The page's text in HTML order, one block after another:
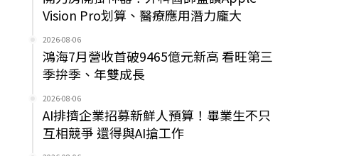
Vision Pro划算、醫療應用潛力龐大
2026-08-06
鴻海7月營收首破9465億元新高 看旺第三
季拚季、年雙成長
2026-08-06
AI排擠企業招募新鮮人預算！畢業生不只
互相競爭 還得與AI搶工作